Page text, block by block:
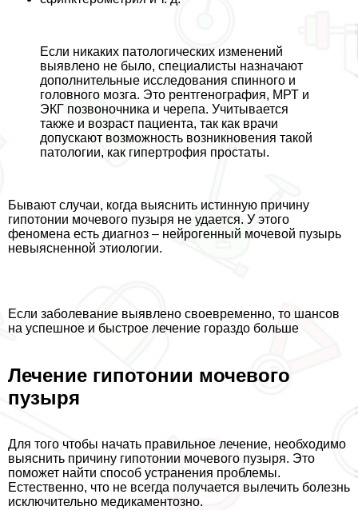
Если никаких патологических изменений
выявлено не было, специалисты назначают
дополнительные исследования спинного и
головного мозга. Это рентгенография, МРТ и
ЭКГ позвоночника и черепа. Учитывается
также и возраст пациента, так как врачи
допускают возможность возникновения такой
патологии, как гипертрофия простаты.
Бывают случаи, когда выяснить истинную причину
гипотонии мочевого пузыря не удается. У этого
феномена есть диагноз – нейрогенный мочевой пузырь
невыясненной этиологии.
Если заболевание выявлено своевременно, то шансов
на успешное и быстрое лечение гораздо больше
Лечение гипотонии мочевого
пузыря
Для того чтобы начать правильное лечение, необходимо
выяснить причину гипотонии мочевого пузыря. Это
поможет найти способ устранения проблемы.
Естественно, что не всегда получается вылечить болезнь
исключительно медикаментозно.